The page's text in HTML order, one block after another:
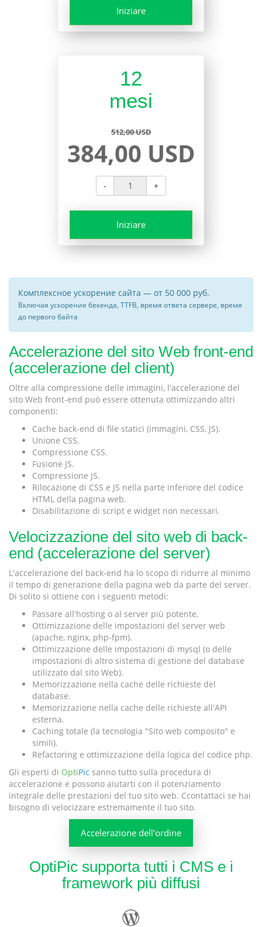
Iniziare
12
mesi
512,00 USD
384,00 USD
- +
Iniziare
Комплексное ускорение сайта — от 50 000 руб.
Включая ускорение бекенда, TTFB, время ответа сервере, время
до первого байта
Accelerazione del sito Web front-end
(accelerazione del client)
Oltre alla compressione delle immagini, l'accelerazione del
sito Web front-end può essere ottenuta ottimizzando altri
componenti:
Cache back-end di file statici (immagini, CSS, JS).
Unione CSS.
Compressione CSS.
Fusione JS.
Compressione JS.
Rilocazione di CSS e JS nella parte inferiore del codice
HTML della pagina web.
Disabilitazione di script e widget non necessari.
Velocizzazione del sito web di back-
end (accelerazione del server)
L'accelerazione del back-end ha lo scopo di ridurre al minimo
il tempo di generazione della pagina web da parte del server.
Di solito si ottiene con i seguenti metodi:
Passare all'hosting o al server più potente.
Ottimizzazione delle impostazioni del server web
(apache, nginx, php-fpm).
Ottimizzazione delle impostazioni di mysql (o delle
impostazioni di altro sistema di gestione del database
utilizzato dal sito Web).
Memorizzazione nella cache delle richieste del
database.
Memorizzazione nella cache delle richieste all'API
esterna.
Caching totale (la tecnologia "Sito web composito" e
simili).
Refactoring e ottimizzazione della logica del codice php.
Gli esperti di OptiPic sanno tutto sulla procedura di
accelerazione e possono aiutarti con il potenziamento
integrale delle prestazioni del tuo sito web. Сcontattaci se hai
bisogno di velocizzare estremamente il tuo sito.
Accelerazione dell'ordine
OptiPic supporta tutti i CMS e i
framework più diffusi